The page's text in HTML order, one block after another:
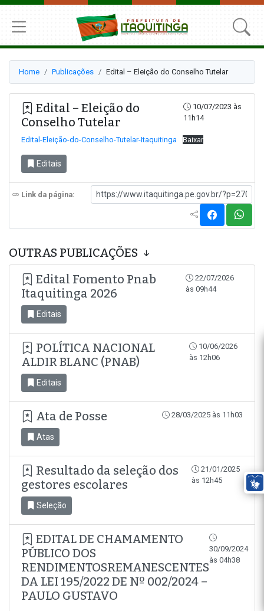
Home Publicações Edital – Eleição do Conselho Tutelar
Edital – Eleição do
Conselho Tutelar
10/07/2023 às
11h14
Edital-Eleição-do-Conselho-Tutelar-Itaquitinga Baixar
Editais
Link da página:
OUTRAS PUBLICAÇÕES
Edital Fomento Pnab
Itaquitinga 2026
22/07/2026
às 09h44
Editais
POLÍTICA NACIONAL
ALDIR BLANC (PNAB)
10/06/2026
às 12h06
Editais
Ata de Posse 28/03/2025 às 11h03
Atas
Resultado da seleção dos
gestores escolares
21/01/2025
às 12h45
Seleção
EDITAL DE CHAMAMENTO
PÚBLICO DOS
RENDIMENTOSREMANESCENTES
DA LEI 195/2022 DE Nº 002/2024 –
PAULO GUSTAVO
30/09/2024
às 04h38